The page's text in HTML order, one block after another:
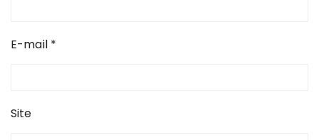
E-mail *
Site